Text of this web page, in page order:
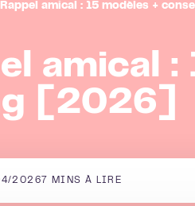
Rappel amical : 15 modèles +
amical
[2026]
2026 7 MINS À LIRE